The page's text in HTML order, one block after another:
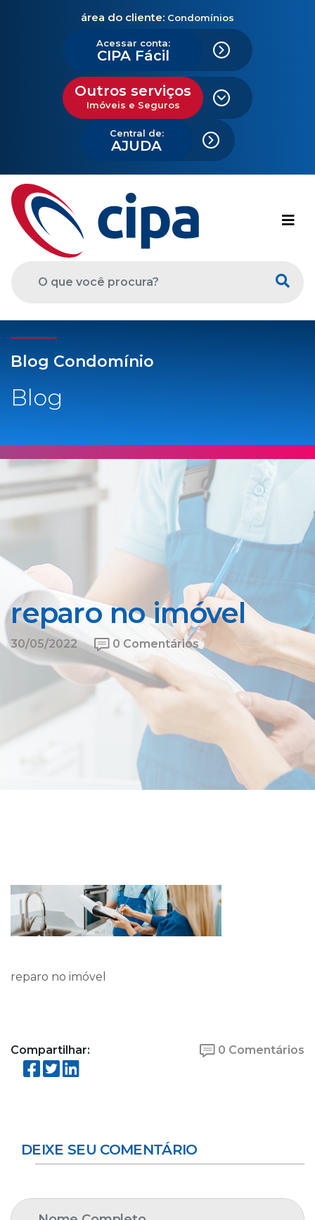
área do cliente: Condomínios
Acessar conta:
CIPA Fácil
Outros serviços
Imóveis e Seguros
Central de:
AJUDA
Blog Condomínio
Blog
reparo no imóvel
30/05/2022 0 Comentários
reparo no imóvel
Compartilhar: 0 Comentários
DEIXE SEU COMENTÁRIO